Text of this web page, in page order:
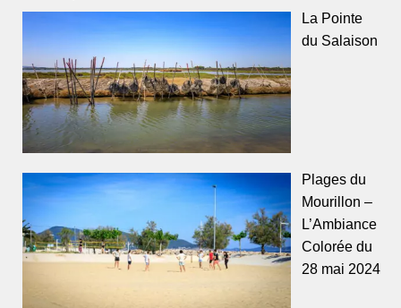
La Pointe
du Salaison
Plages du
Mourillon –
L’Ambiance
Colorée du
28 mai 2024